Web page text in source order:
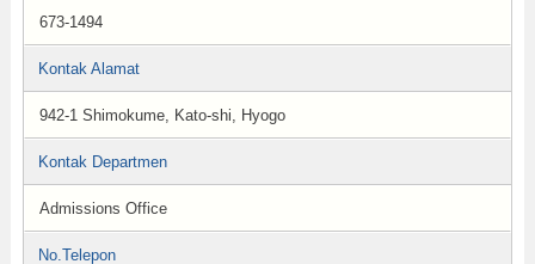
673-1494
Kontak Alamat
942-1 Shimokume, Kato-shi, Hyogo
Kontak Departmen
Admissions Office
No.Telepon